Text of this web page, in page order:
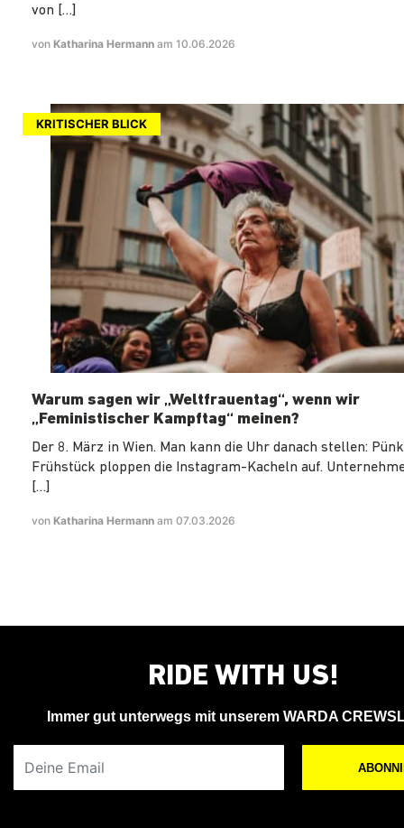
von […]
von Katharina Hermann am 10.06.2026
KRITISCHER BLICK
Warum sagen wir „Weltfrauentag“, wenn wir
„Feministischer Kampftag“ meinen?
Der 8. März in Wien. Man kann die Uhr danach stellen:
Frühstück ploppen die Instagram-Kacheln auf.
[…]
von Katharina Hermann am 07.03.2026
RIDE WITH US!
Immer gut unterwegs mit unserem WARDA